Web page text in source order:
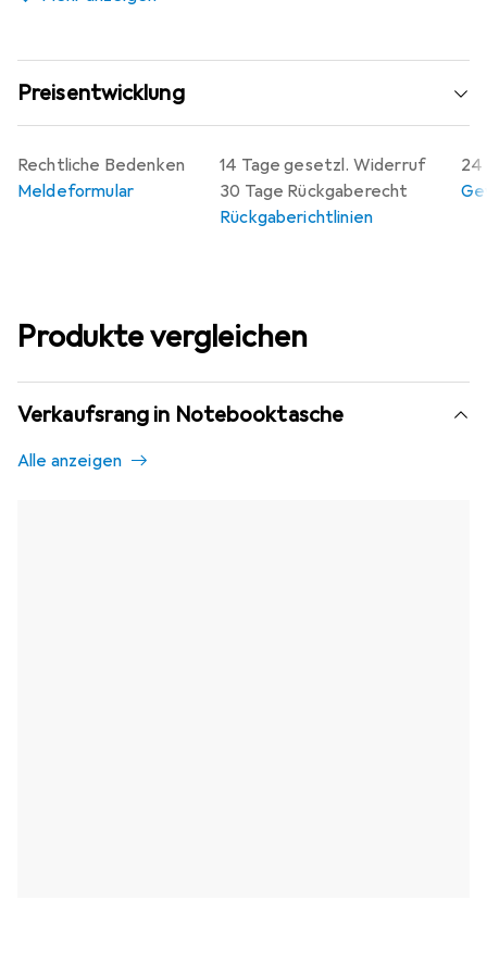
Preisentwicklung
14 Tage gesetzl. Widerruf
30 Tage Rückgaberecht
Rückgaberichtlinien
24
Rechtliche Bedenken
Meldeformular
Produkte vergleichen
Verkaufsrang in Notebooktasche
Alle anzeigen